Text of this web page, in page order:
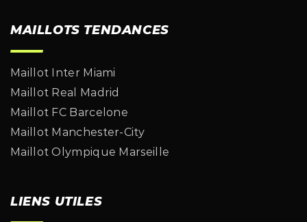
MAILLOTS TENDANCES
Maillot Inter Miami
Maillot Real Madrid
Maillot FC Barcelone
Maillot Manchester-City
Maillot Olympique Marseille
LIENS UTILES